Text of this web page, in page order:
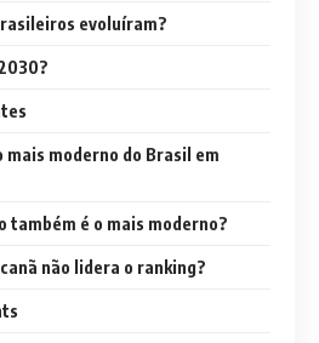
evoluíram?
mais moderno do Brasil em
também é o mais moderno?
não lidera o ranking?